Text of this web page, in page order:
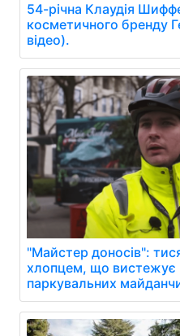
54-річна Клаудія
косметичного бренду
відео).
"Майстер доносів":
хлопцем, що вистежує
паркувальних